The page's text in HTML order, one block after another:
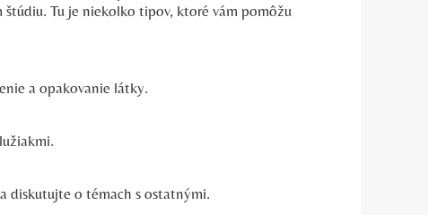
Tu je niekoľko tipov, ktoré vám pomôžu
a opakovanie látky.
diskutujte o témach s ostatnými.